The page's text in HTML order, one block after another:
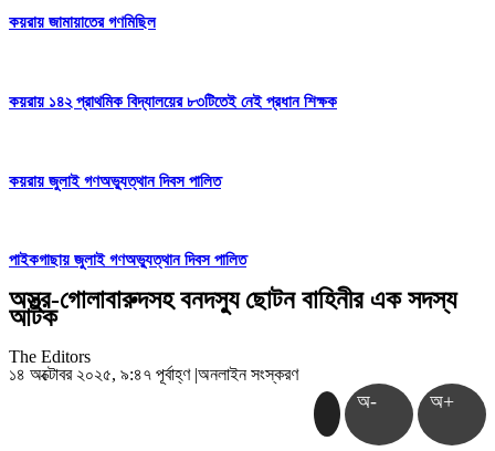
কয়রায় জামায়াতের গণমিছিল
কয়রায় ১৪২ প্রাথমিক বিদ্যালয়ের ৮৩টিতেই নেই প্রধান শিক্ষক
কয়রায় জুলাই গণঅভ্যুত্থান দিবস পালিত
পাইকগাছায় জুলাই গণঅভ্যুত্থান দিবস পালিত
অস্ত্র-গোলাবারুদসহ বনদস্যু ছোটন বাহিনীর এক সদস্য
আটক
The Editors
১৪ অক্টোবর ২০২৫, ৯:৪৭ পূর্বাহ্ণ |অনলাইন সংস্করণ
অ- অ+